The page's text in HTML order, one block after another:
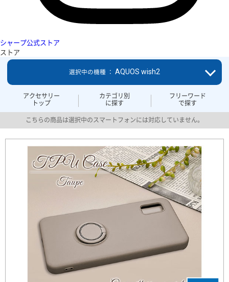
シャープ公式ストア
ストア
アクセサリー
トップ
カテゴリ別
に探す
フリーワード
で探す
選択中の機種 ： AQUOS wish2
こちらの商品は選択中のスマートフォンには対応していません。